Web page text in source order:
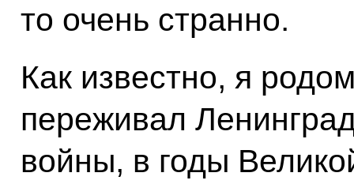
то очень странно.
Как известно, я
переживал
войны, в годы